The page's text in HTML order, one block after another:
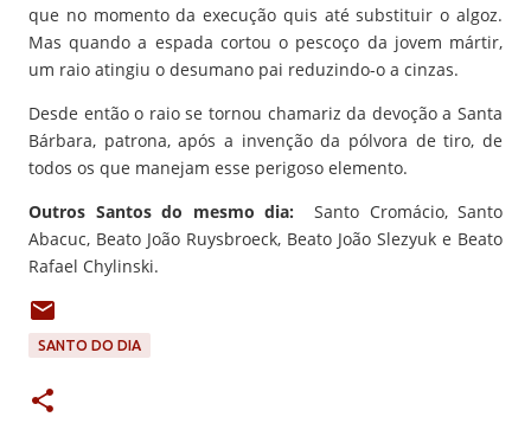
que no momento da execução quis até substituir o algoz.
Mas quando a espada cortou o pescoço da jovem mártir,
um raio atingiu o desumano pai reduzindo-o a cinzas.
Desde então o raio se tornou chamariz da devoção a Santa
Bárbara, patrona, após a invenção da pólvora de tiro, de
todos os que manejam esse perigoso elemento.
Outros Santos do mesmo dia: Santo Cromácio, Santo
Abacuc, Beato João Ruysbroeck, Beato João Slezyuk e Beato
Rafael Chylinski.
SANTO DO DIA